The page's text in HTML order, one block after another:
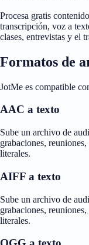
Procesa gratis
transcripción, voz a
clases, entrevistas y el
Formatos de
JotMe es compatible
AAC a texto
Sube un archivo de
grabaciones,
literales.
AIFF a texto
Sube un archivo de
grabaciones,
literales.